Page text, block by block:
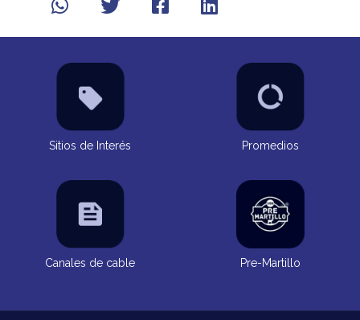
Sitios de Interés Promedios
Canales de cable Pre-Martillo